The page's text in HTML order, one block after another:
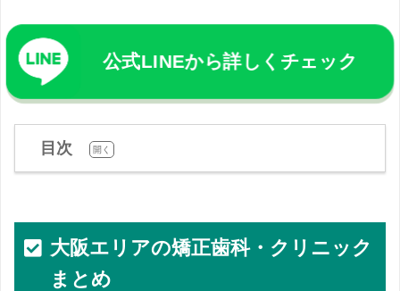
公式LINEから詳しくチェック
目次 開く
大阪エリアの矯正歯科・クリニック
まとめ